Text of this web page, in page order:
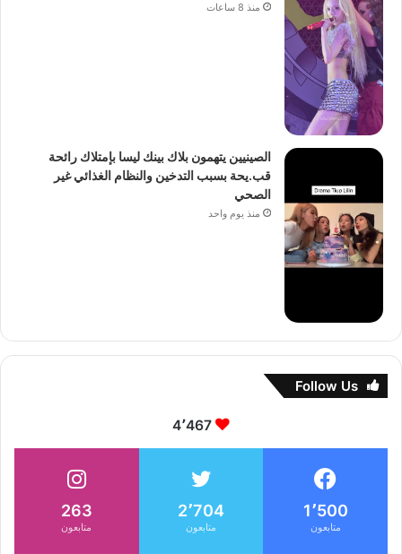
منذ 8 ساعات
الصينيين يتهمون بلاك بينك ليسا بإمتلاك رائحة
قب.يحة بسبب التدخين والنظام الغذائي غير
الصحي
منذ يوم واحد
Follow Us
4٬467
1٬500
متابعون
2٬704
متابعون
263
متابعون